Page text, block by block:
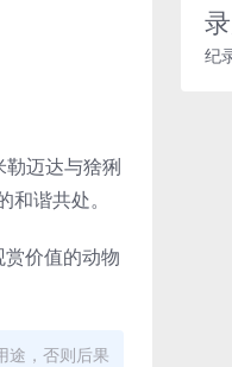
勒迈达与猞猁
谐共处。
价值的动物
途，否则后果
纪